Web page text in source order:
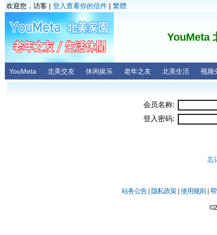
欢迎您，访客 | 登入查看你的信件 | 繁體
YouMeta
YouMeta 北美交友 休闲娱乐 老年之友 北美生活 视频
会员名称:
登入密码:
忘
站务公告| 隐私政策|使用规则 |